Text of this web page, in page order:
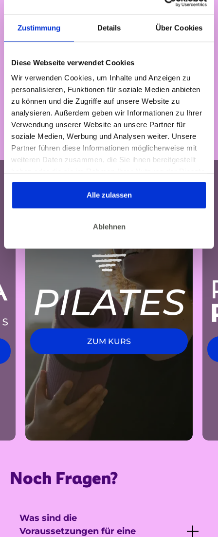
Zustimmung Details Über Cookies
Diese Webseite verwendet Cookies
Wir verwenden Cookies, um Inhalte und Anzeigen zu
personalisieren, Funktionen für soziale Medien anbieten
zu können und die Zugriffe auf unsere Website zu
analysieren. Außerdem geben wir Informationen zu Ihrer
Verwendung unserer Website an unsere Partner für
soziale Medien, Werbung und Analysen weiter. Unsere
Partner führen diese Informationen möglicherweise mit
weiteren Daten zusammen, die Sie ihnen bereitgestellt
gesammelt haben. Dies gilt auch für Gesundheitsdaten,
die gegebenenfalls für die Kursdurchführung erhoben
werden.
Alle zulassen
Ablehnen
Trailer an!
Nix für Dich? Hier findest
Du bestimmt etwas
Passendes.
ZUM KURS
Noch Fragen?
Was sind die
Voraussetzungen für eine